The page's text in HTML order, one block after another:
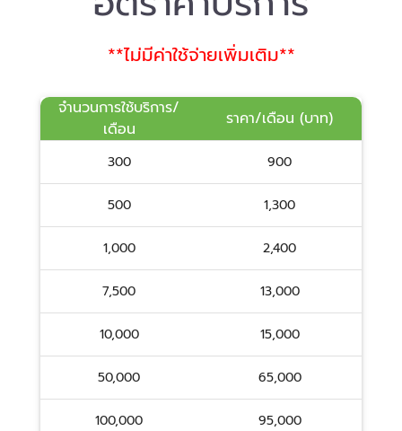
**ไม่มีค่าใช้จ่ายเพิ่มเติม**
จำนวนการใช้บริการ/
เดือน
ราคา/เดือน (บาท)
300 900
500 1,300
1,000 2,400
7,500 13,000
10,000 15,000
50,000 65,000
100,000 95,000